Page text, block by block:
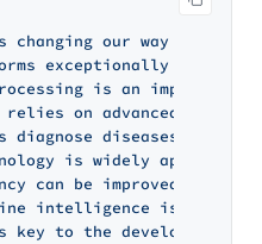
changing our way of
exceptionally well in
is an important
relies on advanced
diseases."
is widely applied
can be improved
intelligence is full
key to the development